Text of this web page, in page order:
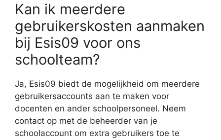
Kan ik meerdere
gebruikerskosten aanmaken
bij Esis09 voor ons
schoolteam?
Ja, Esis09 biedt de mogelijkheid om meerdere
gebruikersaccounts aan te maken voor
docenten en ander schoolpersoneel. Neem
contact op met de beheerder van je
schoolaccount om extra gebruikers toe te